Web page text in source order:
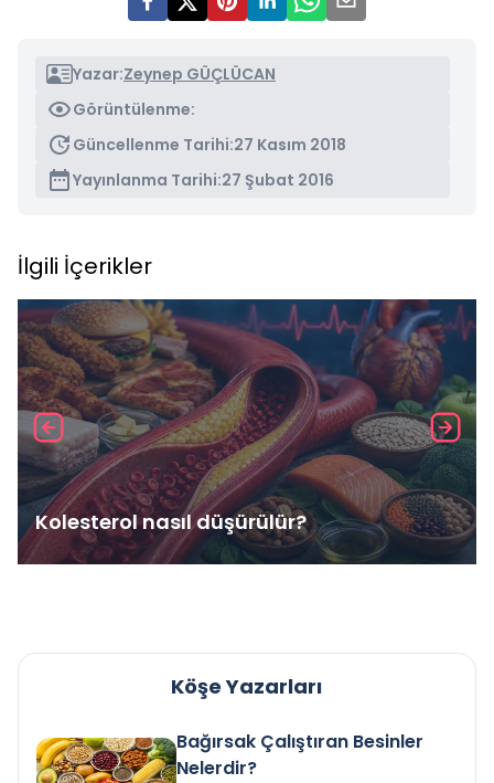
Yazar:Zeynep GÜÇLÜCAN
Görüntülenme:
Güncellenme Tarihi:27 Kasım 2018
Yayınlanma Tarihi:27 Şubat 2016
İlgili İçerikler
Kolesterol nasıl düşürülür?
Köşe Yazarları
Bağırsak Çalıştıran Besinler
Nelerdir?